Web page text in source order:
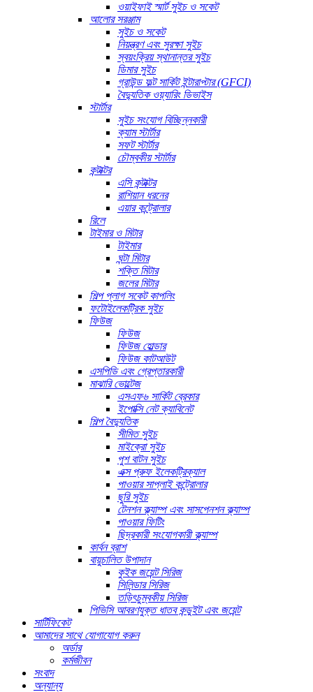
ওয়াইফাই স্মার্ট সুইচ ও সকেট
আলোর সরঞ্জাম
সুইচ ও সকেট
নিয়ন্ত্রণ এবং সুরক্ষা সুইচ
স্বয়ংক্রিয় স্থানান্তর সুইচ
ডিমার সুইচ
গ্রাউন্ড ফল্ট সার্কিট ইন্টারাপ্টার (GFCI)
বৈদ্যুতিক ওয়্যারিং ডিভাইস
স্টার্টার
সুইচ সংযোগ বিচ্ছিন্নকারী
ক্যাম স্টার্টার
সফট স্টার্টার
চৌম্বকীয় স্টার্টার
কন্টাক্টর
এসি কন্টাক্টর
রাশিয়ান ধরনের
এয়ার কন্ট্রোলার
রিলে
টাইমার ও মিটার
টাইমার
ঘন্টা মিটার
শক্তি মিটার
জলের মিটার
শিল্প প্লাগ সকেট কাপলিং
ফটোইলেকট্রিক সুইচ
ফিউজ
ফিউজ
ফিউজ হোল্ডার
ফিউজ কাটআউট
এসপিডি এবং গ্রেপ্তারকারী
মাঝারি ভোল্টেজ
এসএফ৬ সার্কিট ব্রেকার
ইপোক্সি নেট ক্যাবিনেট
শিল্প বৈদ্যুতিক
সীমিত সুইচ
মাইক্রো সুইচ
পুশ বাটন সুইচ
এক্স প্রুফ ইলেকট্রিক্যাল
পাওয়ার সাপ্লাই কন্ট্রোলার
ছুরি সুইচ
টেনশন ক্ল্যাম্প এবং সাসপেনশন ক্ল্যাম্প
পাওয়ার ফিটিং
ছিদ্রকারী সংযোগকারী ক্ল্যাম্প
কার্বন ব্রাশ
বায়ুচালিত উপাদান
কুইক জয়েন্ট সিরিজ
সিলিন্ডার সিরিজ
তড়িৎচুম্বকীয় সিরিজ
পিভিসি আবরণযুক্ত ধাতব কন্ডুইট এবং জয়েন্ট
সার্টিফিকেট
আমাদের সাথে যোগাযোগ করুন
অর্ডার
কর্মজীবন
সংবাদ
অন্যান্য